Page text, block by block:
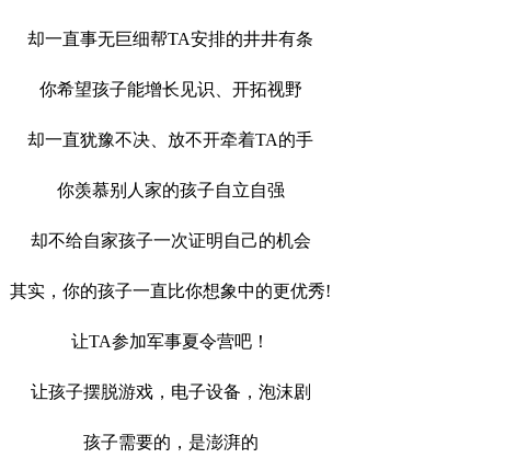
却一直事无巨细帮TA安排的井井有条
你希望孩子能增长见识、开拓视野
却一直犹豫不决、放不开牵着TA的手
你羡慕别人家的孩子自立自强
却不给自家孩子一次证明自己的机会
其实，你的孩子一直比你想象中的更优秀!
让TA参加军事夏令营吧！
让孩子摆脱游戏，电子设备，泡沫剧
孩子需要的，是澎湃的